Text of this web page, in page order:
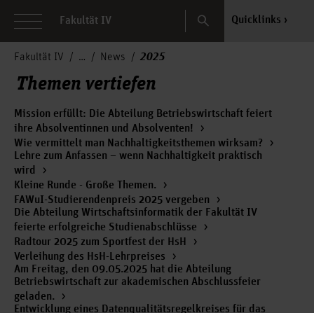
Fakultät IV Search Quicklinks
Fakultät IV News 2025
Themen vertiefen
Mission erfüllt: Die Abteilung Betriebswirtschaft feiert
ihre Absolventinnen und Absolventen!
Wie vermittelt man Nachhaltigkeitsthemen wirksam?
Lehre zum Anfassen – wenn Nachhaltigkeit praktisch
wird
Kleine Runde - Große Themen.
FAWuI-Studierendenpreis 2025 vergeben
Die Abteilung Wirtschaftsinformatik der Fakultät IV
feierte erfolgreiche Studienabschlüsse
Radtour 2025 zum Sportfest der HsH
Verleihung des HsH-Lehrpreises
Am Freitag, den 09.05.2025 hat die Abteilung
Betriebswirtschaft zur akademischen Abschlussfeier
geladen.
Entwicklung eines Datenqualitätsregelkreises für das